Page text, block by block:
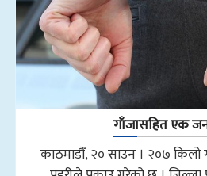
गाँजासहित एक
काठमाडौँ, २० साउन । २०७